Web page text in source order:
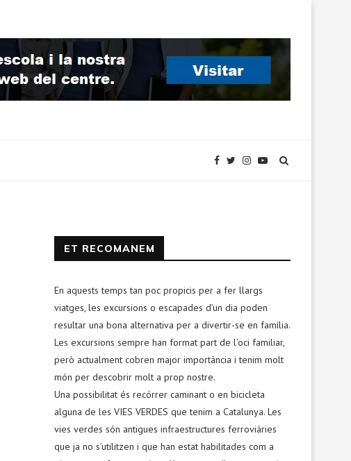
ET RECOMANEM
En aquests temps tan poc propicis per a fer llargs
viatges, les excursions o escapades d’un dia poden
resultar una bona alternativa per a divertir-se en família.
Les excursions sempre han format part de l’oci familiar,
però actualment cobren major importància i tenim molt
món per descobrir molt a prop nostre.
Una possibilitat és recórrer caminant o en bicicleta
alguna de les VIES VERDES que tenim a Catalunya. Les
vies verdes són antigues infraestructures ferroviàries
que ja no s’utilitzen i que han estat habilitades com a